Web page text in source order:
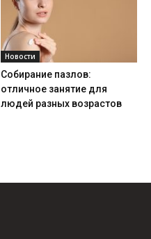
Новости
Собирание пазлов:
отличное занятие для
людей разных возрастов